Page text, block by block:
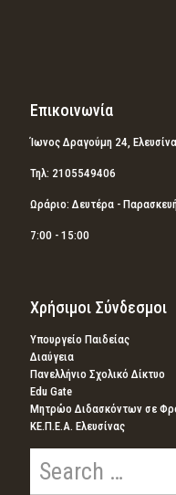
Επικοινωνία
Ίωνος Δραγούμη 24,
Τηλ: 2105549406
Ωράριο: Δευτέρα -
7:00 - 15:00
Χρήσιμοι Σύνδεσμοι
Υπουργείο Παιδείας
Διαύγεια
Πανελλήνιο Σχολικό Δίκτυο
Edu Gate
Μητρώο Διδασκόντων σε
ΚΕ.Π.Ε.Α. Ελευσίνας